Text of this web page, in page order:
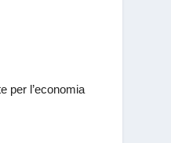
per l’economia